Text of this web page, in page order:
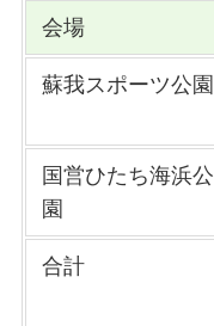
会場
蘇我スポーツ公園
国営ひたち海浜公
園
合計